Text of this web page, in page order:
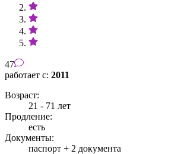
47
работает с: 2011
Возраст:
21 - 71 лет
Продление:
есть
Документы:
паспорт + 2 документа